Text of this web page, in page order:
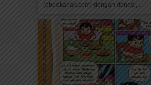
(ebookanak.com) dengan donasi,...